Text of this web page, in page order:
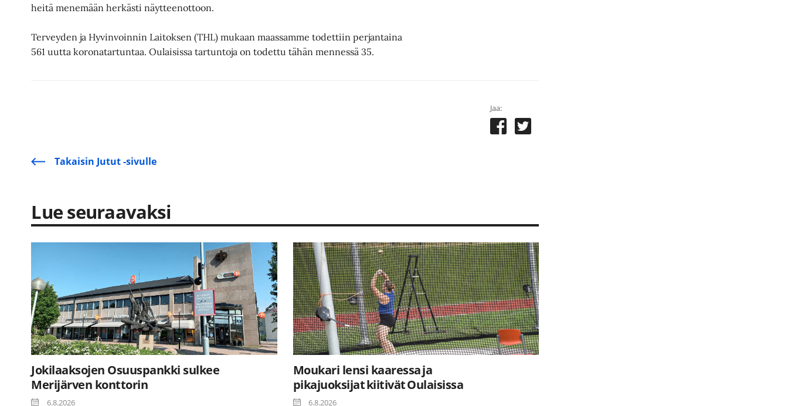
heitä menemään herkästi näytteenottoon.
Terveyden ja Hyvinvoinnin Laitoksen (THL) mukaan maassamme todettiin perjantaina
561 uutta koronatartuntaa. Oulaisissa tartuntoja on todettu tähän mennessä 35.
Jaa:
Takaisin Jutut -sivulle
Lue seuraavaksi
Jokilaaksojen Osuuspankki sulkee
Merijärven konttorin
6.8.2026
Moukari lensi kaaressa ja
pikajuoksijat kiitivät Oulaisissa
6.8.2026